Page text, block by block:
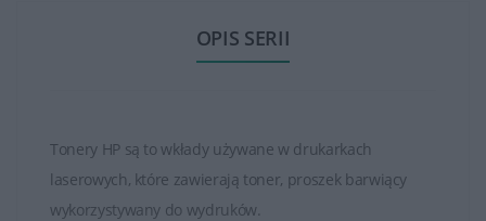
OPIS SERII
Tonery HP są to wkłady używane w drukarkach
laserowych, które zawierają toner, proszek barwiący
wykorzystywany do wydruków.